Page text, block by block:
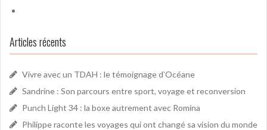
Articles récents
Vivre avec un TDAH : le témoignage d’Océane
Sandrine : Son parcours entre sport, voyage et reconversion
Punch Light 34 : la boxe autrement avec Romina
Philippe raconte les voyages qui ont changé sa vision du monde